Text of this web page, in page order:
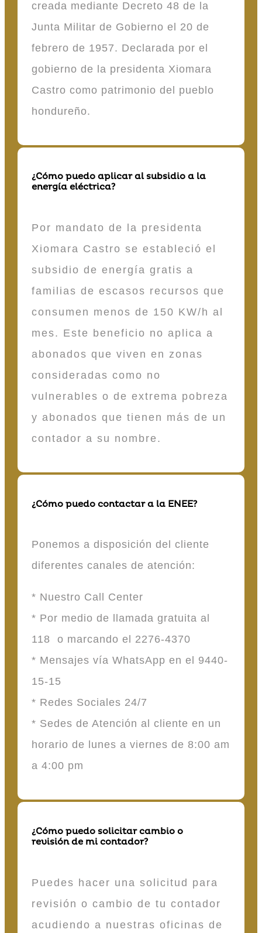
creada mediante Decreto 48 de la
Junta Militar de Gobierno el 20 de
febrero de 1957. Declarada por el
gobierno de la presidenta Xiomara
Castro como patrimonio del pueblo
hondureño.
¿Cómo puedo aplicar al subsidio a la
energía eléctrica?
Por mandato de la presidenta
Xiomara Castro se estableció el
subsidio de energía gratis a
familias de escasos recursos que
consumen menos de 150 KW/h al
mes. Este beneficio no aplica a
abonados que viven en zonas
consideradas como no
vulnerables o de extrema pobreza
y abonados que tienen más de un
contador a su nombre.
¿Cómo puedo contactar a la ENEE?
Ponemos a disposición del cliente
diferentes canales de atención:
* Nuestro Call Center
* Por medio de llamada gratuita al
118 o marcando el 2276-4370
* Mensajes vía WhatsApp en el 9440-
15-15
* Redes Sociales 24/7
* Sedes de Atención al cliente en un
horario de lunes a viernes de 8:00 am
a 4:00 pm
¿Cómo puedo solicitar cambio o
revisión de mi contador?
Puedes hacer una solicitud para
revisión o cambio de tu contador
acudiendo a nuestras oficinas de